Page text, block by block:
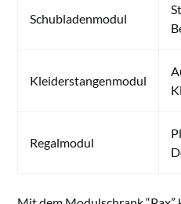
Schubladenmodul
Kleiderstangenmodul
Regalmodul